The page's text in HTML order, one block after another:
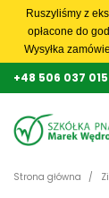
Ruszyliśmy z
opłacone do
Wysyłka
+48 506 037 015
Strona główna